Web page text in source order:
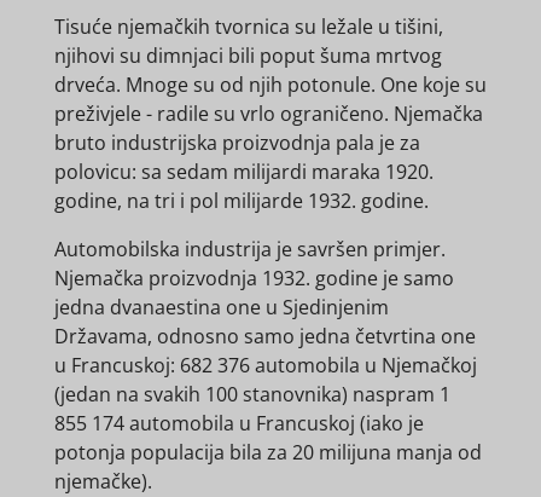
Tisuće njemačkih tvornica su ležale u tišini,
njihovi su dimnjaci bili poput šuma mrtvog
drveća. Mnoge su od njih potonule. One koje su
preživjele - radile su vrlo ograničeno. Njemačka
bruto industrijska proizvodnja pala je za
polovicu: sa sedam milijardi maraka 1920.
godine, na tri i pol milijarde 1932. godine.
Automobilska industrija je savršen primjer.
Njemačka proizvodnja 1932. godine je samo
jedna dvanaestina one u Sjedinjenim
Državama, odnosno samo jedna četvrtina one
u Francuskoj: 682 376 automobila u Njemačkoj
(jedan na svakih 100 stanovnika) naspram 1
855 174 automobila u Francuskoj (iako je
potonja populacija bila za 20 milijuna manja od
njemačke).